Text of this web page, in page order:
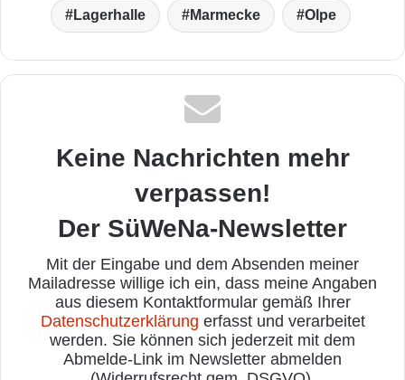
Lagerhalle Marmecke Olpe
Keine Nachrichten mehr
verpassen!
Der SüWeNa-Newsletter
Mit der Eingabe und dem Absenden meiner
Mailadresse willige ich ein, dass meine Angaben
aus diesem Kontaktformular gemäß Ihrer
Datenschutzerklärung erfasst und verarbeitet
werden. Sie können sich jederzeit mit dem
Abmelde-Link im Newsletter abmelden